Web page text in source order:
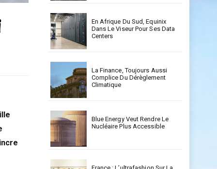
En Afrique Du Sud, Equinix
Dans Le Viseur Pour Ses Data
Centers
La Finance, Toujours Aussi
Complice Du Dérèglement
Climatique
Blue Energy Veut Rendre Le
Nucléaire Plus Accessible